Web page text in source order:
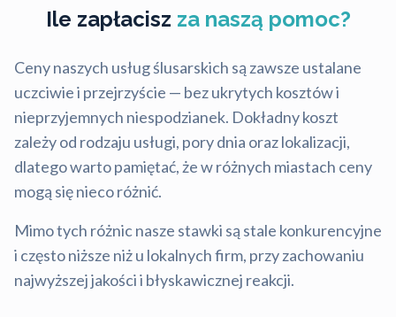
Ile zapłacisz za naszą pomoc?
Ceny naszych usług ślusarskich są zawsze ustalane
uczciwie i przejrzyście — bez ukrytych kosztów i
nieprzyjemnych niespodzianek. Dokładny koszt
zależy od rodzaju usługi, pory dnia oraz lokalizacji,
dlatego warto pamiętać, że w różnych miastach ceny
mogą się nieco różnić.
Mimo tych różnic nasze stawki są stale konkurencyjne
i często niższe niż u lokalnych firm, przy zachowaniu
najwyższej jakości i błyskawicznej reakcji.